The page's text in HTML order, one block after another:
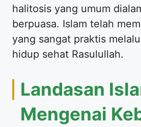
halitosis yang umum
berpuasa. Islam telah
yang sangat praktis
hidup sehat Rasulullah.
Landasan
Mengenai